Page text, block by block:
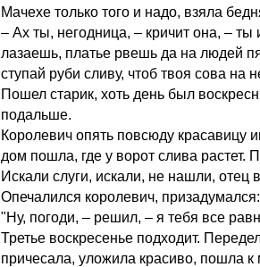
Мачехе только того и надо, взяла
– Ах ты, негодница, – кричит она, –
лазаешь, платье рвешь да на людей
ступай руби сливу, чтоб твоя сова на
Пошел старик, хоть день был
подальше.
Королевич опять повсюду красавицу
дом пошла, где у ворот слива растет.
Искали слуги, искали, не нашли, отец
Опечалился королевич, призадумался:
"Ну, погоди, – решил, – я тебя все
Третье воскресенье подходит.
причесала, уложила красиво, пошла